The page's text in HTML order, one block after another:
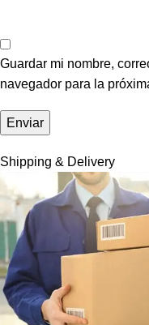
Guardar mi nombre,
navegador para la
Shipping & Delivery